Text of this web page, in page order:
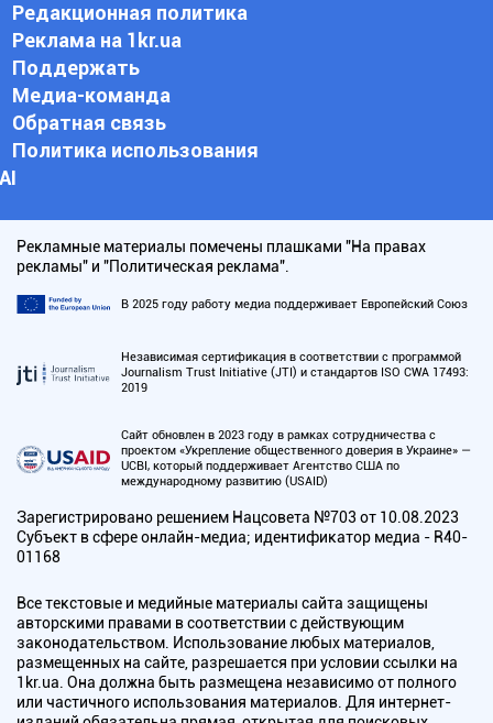
Редакционная политика
Реклама на 1kr.ua
Поддержать
Медиа-команда
Обратная связь
Политика использования
АI
Рекламные материалы помечены плашками "На правах
рекламы" и "Политическая реклама".
В 2025 году работу медиа поддерживает Европейский Союз
Независимая сертификация в соответствии с программой
Journalism Trust Initiative (JTI) и стандартов ISO CWA 17493:
2019
Сайт обновлен в 2023 году в рамках сотрудничества с
проектом «Укрепление общественного доверия в Украине» —
UCBI, который поддерживает Агентство США по
международному развитию (USAID)
Зарегистрировано решением Нацсовета №703 от 10.08.2023
Субъект в сфере онлайн-медиа; идентификатор медиа - R40-
01168
Все текстовые и медийные материалы сайта защищены
авторскими правами в соответствии с действующим
законодательством. Использование любых материалов,
размещенных на сайте, разрешается при условии ссылки на
1kr.ua. Она должна быть размещена независимо от полного
или частичного использования материалов. Для интернет-